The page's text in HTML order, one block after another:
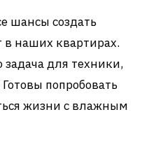
шансы создать
наших квартирах.
для техники,
попробовать
жизни с влажным